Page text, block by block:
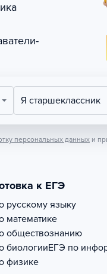
Я старшеклассник
персональных данных и
к ЕГЭ
русскому языку
математике
обществознанию
биологииЕГЭ по
физике